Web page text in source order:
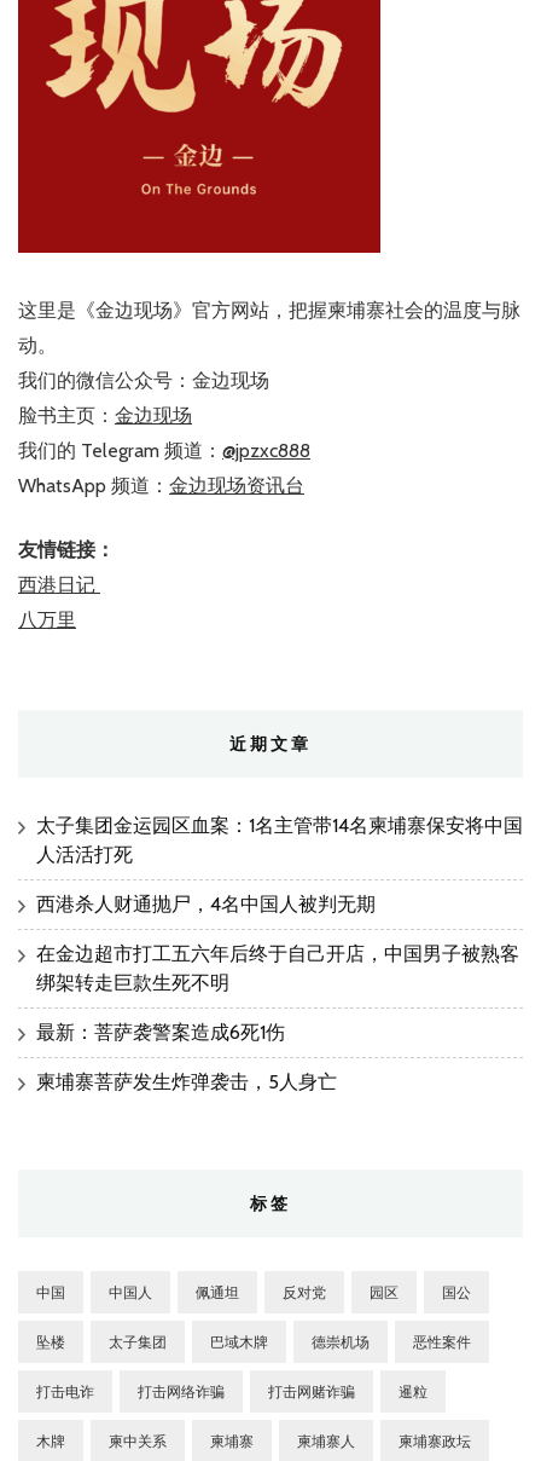
这里是《金边现场》官方网站，把握柬埔寨社会的温度与脉
动。
我们的微信公众号：金边现场
脸书主页： 金边现场
我们的 Telegram 频道： @jpzxc888
WhatsApp 频道： 金边现场资讯台
友情链接：
西港日记
八万里
近期文章
太子集团金运园区血案：1名主管带14名柬埔寨保安将中国
人活活打死
西港杀人财通抛尸，4名中国人被判无期
在金边超市打工五六年后终于自己开店，中国男子被熟客
绑架转走巨款生死不明
最新：菩萨袭警案造成6死1伤
柬埔寨菩萨发生炸弹袭击，5人身亡
标签
中国 中国人 佩通坦 反对党 园区 国公
坠楼 太子集团 巴域木牌 德崇机场 恶性案件
打击电诈 打击网络诈骗 打击网赌诈骗 暹粒
木牌 柬中关系 柬埔寨 柬埔寨人 柬埔寨政坛